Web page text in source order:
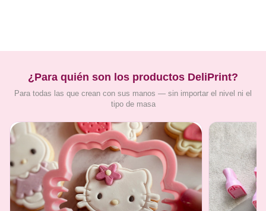
¿Para quién son los productos DeliPrint?
Para todas las que crean con sus manos — sin importar el nivel ni el
tipo de masa